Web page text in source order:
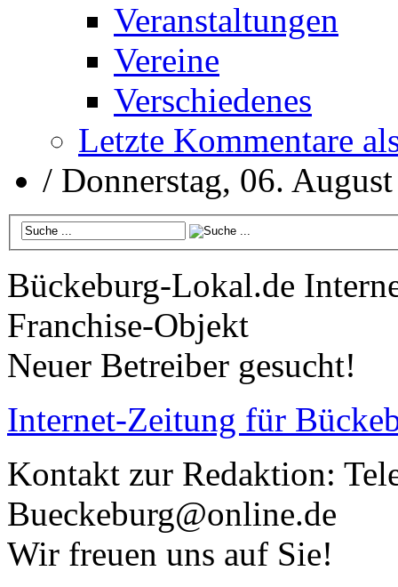
Veranstaltungen
Vereine
Verschiedenes
Letzte Kommentare
/ Donnerstag, 06.
Bückeburg-Lokal.de
Franchise-Objekt
Neuer Betreiber gesucht!
Internet-Zeitung für
Kontakt zur Redaktion:
Bueckeburg@online.de
Wir freuen uns auf Sie!